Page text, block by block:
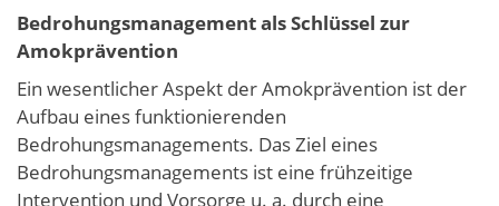
Bedrohungsmanagement als Schlüssel zur
Amokprävention
Ein wesentlicher Aspekt der Amokprävention ist der
Aufbau eines funktionierenden
Bedrohungsmanagements. Das Ziel eines
Bedrohungsmanagements ist eine frühzeitige
Intervention und Vorsorge u. a. durch eine